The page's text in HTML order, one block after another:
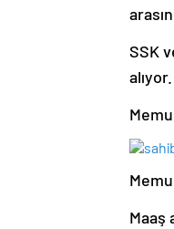
SSK
Maaş